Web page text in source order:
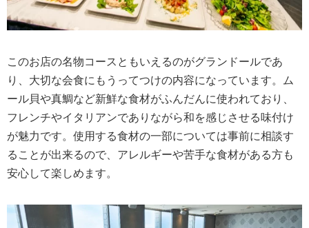
このお店の名物コースともいえるのがグランドールであ
り、大切な会食にもうってつけの内容になっています。ム
ール貝や真鯛など新鮮な食材がふんだんに使われており、
フレンチやイタリアンでありながら和を感じさせる味付け
が魅力です。使用する食材の一部については事前に相談す
ることが出来るので、アレルギーや苦手な食材がある方も
安心して楽しめます。